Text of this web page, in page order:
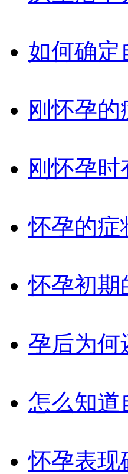
如何确定
刚怀孕
刚怀孕时
怀孕的症
怀孕初期
孕后为何
怎么知道
怀孕表现